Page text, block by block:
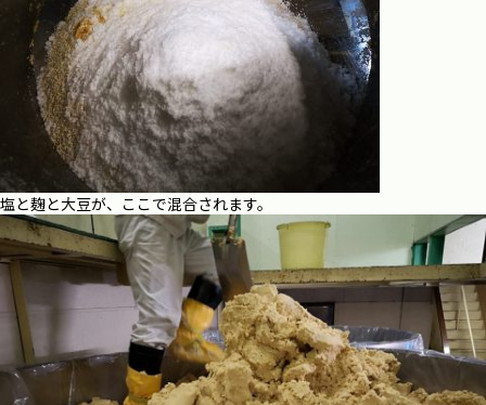
塩と麹と大豆が、ここで混合されます。